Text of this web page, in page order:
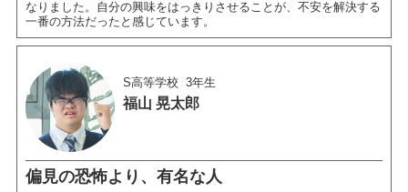
なりました。自分の興味をはっきりさせることが、不安を解決する
一番の方法だったと感じています。
S高等学校 3年生
福山 晃太郎
偏見の恐怖より、有名な人